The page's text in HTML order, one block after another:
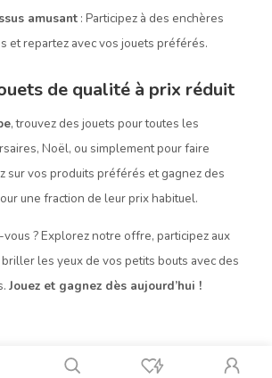
amusant : Participez à des enchères
et repartez avec vos jouets préférés.
de qualité à prix réduit
, trouvez des jouets pour toutes les
Noël, ou simplement pour faire
sur vos produits préférés et gagnez des
une fraction de leur prix habituel.
vous ? Explorez notre offre, participez aux
les yeux de vos petits bouts avec des
Jouez et gagnez dès aujourd’hui !